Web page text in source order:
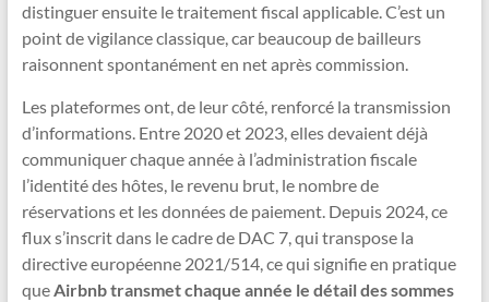
distinguer ensuite le traitement fiscal applicable. C’est un
point de vigilance classique, car beaucoup de bailleurs
raisonnent spontanément en net après commission.
Les plateformes ont, de leur côté, renforcé la transmission
d’informations. Entre 2020 et 2023, elles devaient déjà
communiquer chaque année à l’administration fiscale
l’identité des hôtes, le revenu brut, le nombre de
réservations et les données de paiement. Depuis 2024, ce
flux s’inscrit dans le cadre de DAC 7, qui transpose la
directive européenne 2021/514, ce qui signifie en pratique
queAirbnb transmet chaque année le détail des sommes